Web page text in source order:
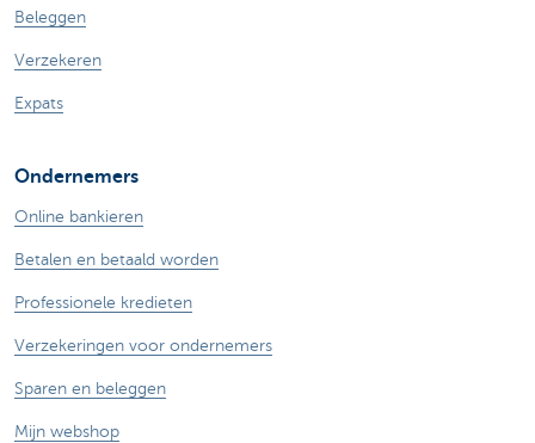
Beleggen
Verzekeren
Expats
Ondernemers
Online bankieren
Betalen en betaald worden
Professionele kredieten
Verzekeringen voor ondernemers
Sparen en beleggen
Mijn webshop